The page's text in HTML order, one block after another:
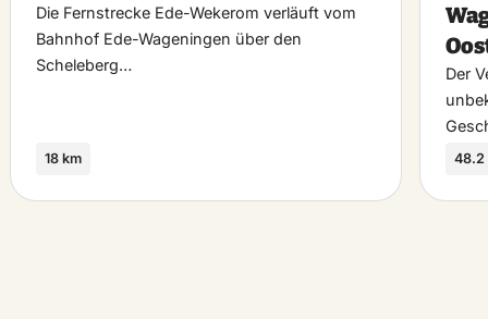
Die Fernstrecke Ede-Wekerom verläuft vom
Bahnhof Ede-Wageningen über den
Scheleberg…
18 km
Der
48.2